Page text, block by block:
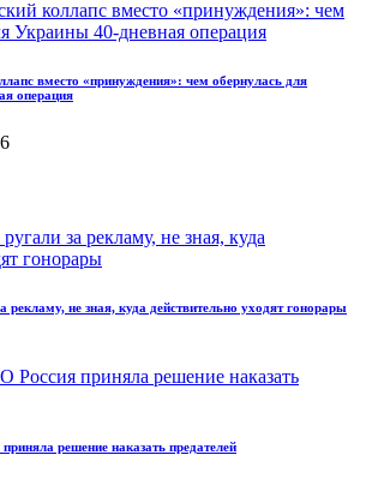
вместо «принуждения»: чем обернулась для
операция
рекламу, не зная, куда действительно уходят гонорары
решение наказать предателей